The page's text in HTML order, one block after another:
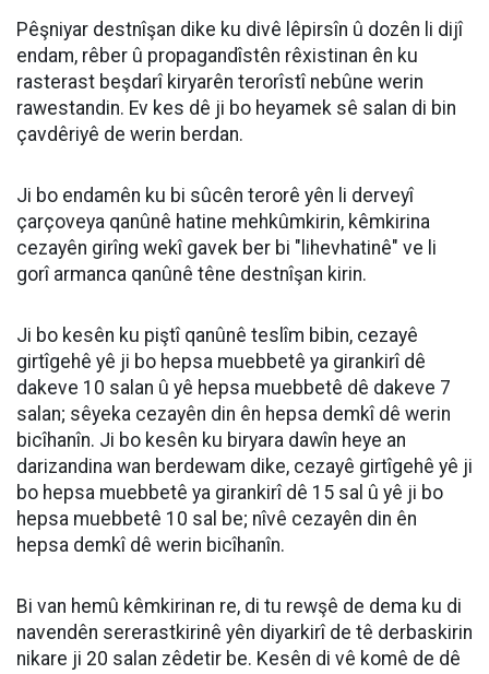
Pêşniyar destnîşan dike ku divê lêpirsîn û dozên li dijî
endam, rêber û propagandîstên rêxistinan ên ku
rasterast beşdarî kiryarên terorîstî nebûne werin
rawestandin. Ev kes dê ji bo heyamek sê salan di bin
çavdêriyê de werin berdan.
Ji bo endamên ku bi sûcên terorê yên li derveyî
çarçoveya qanûnê hatine mehkûmkirin, kêmkirina
cezayên girîng wekî gavek ber bi "lihevhatinê" ve li
gorî armanca qanûnê têne destnîşan kirin.
Ji bo kesên ku piştî qanûnê teslîm bibin, cezayê
girtîgehê yê ji bo hepsa muebbetê ya girankirî dê
dakeve 10 salan û yê hepsa muebbetê dê dakeve 7
salan; sêyeka cezayên din ên hepsa demkî dê werin
bicîhanîn. Ji bo kesên ku biryara dawîn heye an
darizandina wan berdewam dike, cezayê girtîgehê yê ji
bo hepsa muebbetê ya girankirî dê 15 sal û yê ji bo
hepsa muebbetê 10 sal be; nîvê cezayên din ên
hepsa demkî dê werin bicîhanîn.
Bi van hemû kêmkirinan re, di tu rewşê de dema ku di
navendên sererastkirinê yên diyarkirî de tê derbaskirin
nikare ji 20 salan zêdetir be. Kesên di vê komê de dê